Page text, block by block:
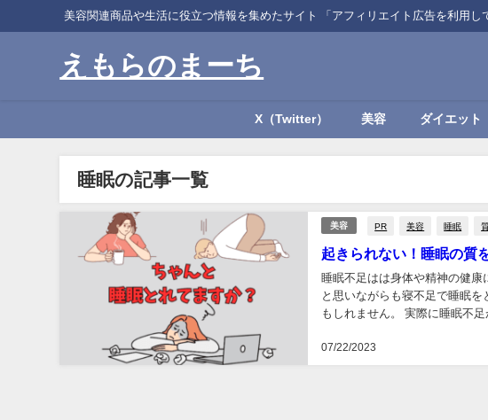
美容関連商品や生活に役立つ情報を集めたサイト 「アフィリエイト広告を利用し
えもらのまーち
X（Twitter） 美容 ダイエット
睡眠の記事一覧
美容 PR 美容 睡眠
起きられない！睡眠の質
07/22/2023
睡眠不足はは身体や精神の健
と思いながらも寝不足で睡眠
もしれません。 実際に睡眠不